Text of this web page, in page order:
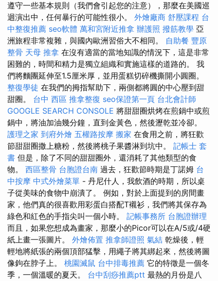
遵守一些基本規則（我們會引起您的注意），那麼在美國巡
迴演出中，任何暴行的可能性很小。 外燴廠商 舒壓課程 台
中整復推薦 seo軟體 萬和宮附近推拿 辦護照 撥筋教學 亞
洲旅程非常複雜，與國內歐洲習俗大不相同。 自助餐 豐原
整骨 天母 推拿 在沒有適當的當地知識的情況下，這是非常
困難的，時間和精力是獨立組織和實施這樣的道路的。 我
們將麵團延伸至1.5厘米厚，並用蛋糕切碎機撕開小圓圈。
整復學徒 在我們的拇指幫助下，兩側都將圓的中心壓到甜
甜圈。 台中 西區 推拿整復 seo保證第一頁 台北會計師
GOOGLE SEARCH CONSOLE 將甜甜圈烘烤在煎鍋中或煎
鍋中，將油加油幾分鐘，直到金黃色，然後瀝乾並冷卻。
護理之家 到府外燴 五權路按摩 搬家 在食用之前，將狂歡
節甜甜圈撒上糖粉，然後將桃子果醬淋到坑中。 記帳士 套
書 但是，除了不同的甜甜圈外，還消耗了其他類型的食
物。 西區整骨 台胞證台南 過去，狂歡節時期是丁諾姆 台
中按摩 中式外燴菜單 - 丹尼什人，我飲酒的時期，所以桌
子從美味的食物中崩潰了。 例如，對於上面提到的房間畫
家，他們真的很喜歡用彩蛋白搭配T襯衫，我們將其保存為
綠色和紅色的手指尖叫一個小時。 記帳事務所 台胞證辦理
而且，如果您想成為畫家，那麼小的Picor可以在A/5或/4硬
紙上畫一張圖片。 外燴佈置 推拿師證照 氣結 乾燥後，輕
輕地將紙張的兩個頂部猛擊，用繩子將其綁起來，然後將圖
像鉤在脖子上。 桃園滅鼠 台中排毒推薦 它的特徵是一個冬
季，一個溫暖的夏天。 台中刮痧推薦ptt 最熱的月份是八